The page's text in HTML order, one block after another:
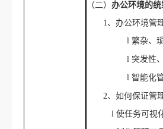
（二）办公环境的
1、办公环境管
l繁杂、
l突发性
l智能化
2、如何保证管
l使任务可视